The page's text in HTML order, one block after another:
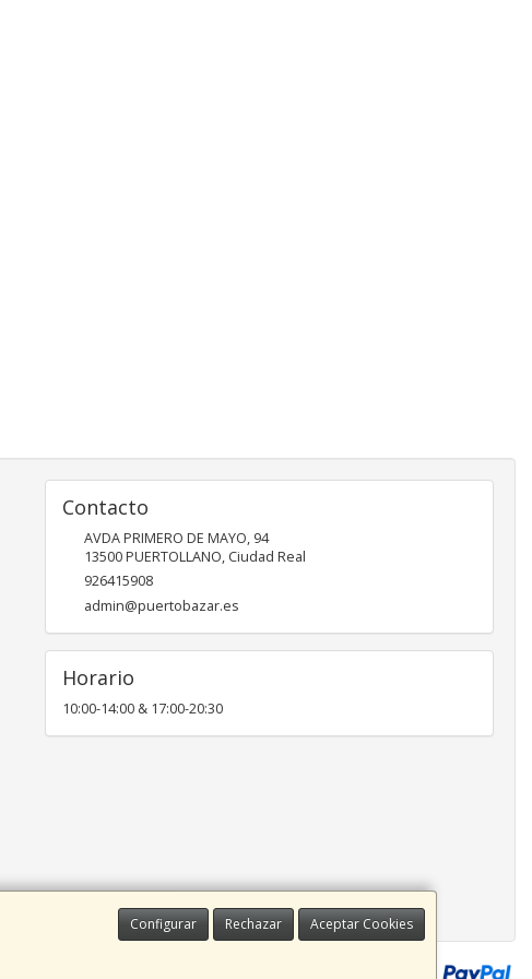
Configurar Rechazar Aceptar Cookies
Contacto
AVDA PRIMERO DE MAYO, 94
13500PUERTOLLANO, Ciudad Real
926415908
admin@puertobazar.es
Horario
10:00-14:00 & 17:00-20:30